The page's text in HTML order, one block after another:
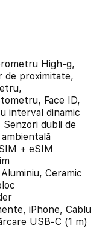
High-g,
de proximitate,
Face ID,
interval dinamic
Senzori dubli de
+ eSIM
Ceramic
iPhone, Cablu
USB-C (1 m)